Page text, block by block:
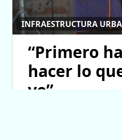
INFRAESTRUCTURA
“Primero
hacer lo
ve”